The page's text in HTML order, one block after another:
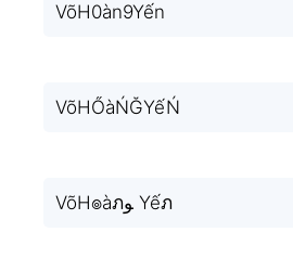
VõH0àn9Yến
VõHŐàŃĞYếŃ
VõH๏àภﻮ Yếภ